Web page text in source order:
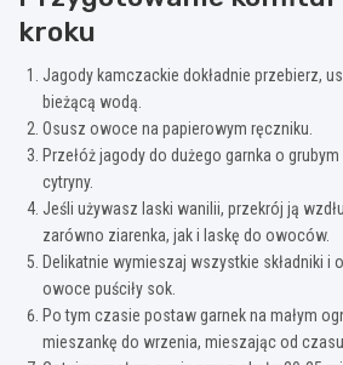
kroku
Jagody kamczackie dokładnie przebierz,
bieżącą wodą.
Osusz owoce na papierowym ręczniku.
Przełóż jagody do dużego garnka o
cytryny.
Jeśli używasz laski wanilii, przekrój ją
zarówno ziarenka, jak i laskę do owoców.
Delikatnie wymieszaj wszystkie składniki i
owoce puściły sok.
Po tym czasie postaw garnek na małym
mieszankę do wrzenia, mieszając od